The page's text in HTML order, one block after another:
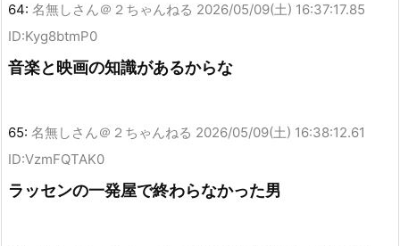
64: 名無しさん＠２ちゃんねる 2026/05/09(土) 16:37:17.85
ID:Kyg8btmP0
音楽と映画の知識があるからな
65: 名無しさん＠２ちゃんねる 2026/05/09(土) 16:38:12.61
ID:VzmFQTAK0
ラッセンの一発屋で終わらなかった男